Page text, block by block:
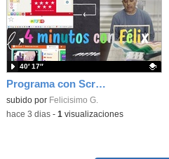
Programa con Scratch juegos con los partidos del mundial 2026 ganados por España
Contenido educativo.
subido por Felicisimo G.
40′ 17″
-hace 3 dias- 1 visualizaciones